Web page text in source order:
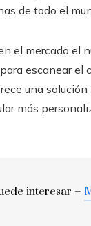
de todo el
el mercado el
escanear el
una
más
interesar –